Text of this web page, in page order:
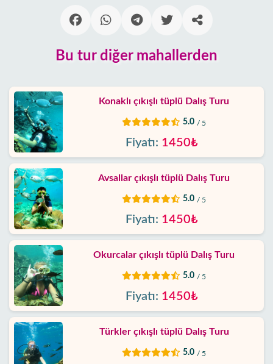
Google
yorumları
Biz
kimiz
Sunduklarımız
Hizmet
Şartları
Gizlilik
Politikası
İletişim
Bu tur diğer mahallerden
Konaklı çıkışlı tüplü Dalış Turu
5.0 / 5
Fiyatı: 1450₺
Avsallar çıkışlı tüplü Dalış Turu
5.0 / 5
Fiyatı: 1450₺
Okurcalar çıkışlı tüplü Dalış Turu
5.0 / 5
Fiyatı: 1450₺
Türkler çıkışlı tüplü Dalış Turu
5.0 / 5